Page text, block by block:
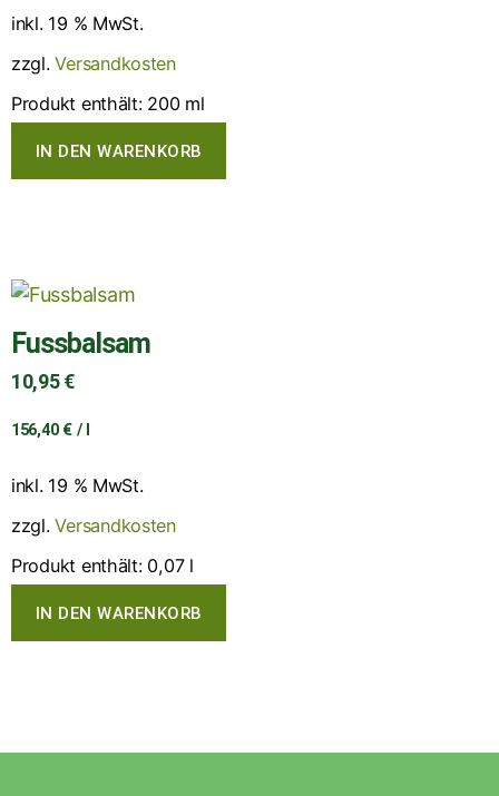
inkl. 19 % MwSt.
zzgl.Versandkosten
Produkt enthält: 200 ml
IN DEN WARENKORB
Fussbalsam
10,95€
156,40 €/
inkl. 19 % MwSt.
zzgl.Versandkosten
Produkt enthält: 0,07 l
IN DEN WARENKORB